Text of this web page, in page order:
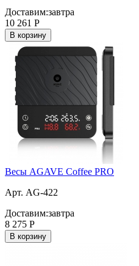
Доставим:завтра
10 261 Р
В корзину
Весы AGAVE Coffee PRO
Арт. AG-422
Доставим:завтра
8 275 Р
В корзину